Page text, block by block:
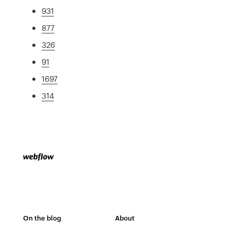
931
877
326
91
1697
314
On the blog About